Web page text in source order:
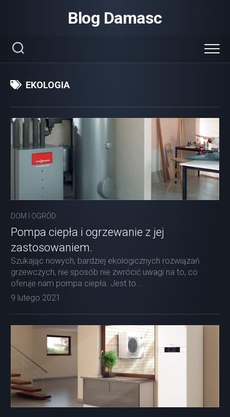
Blog Damasc
EKOLOGIA
DOM I OGRÓD
Pompa ciepła i ogrzewanie z jej
zastosowaniem.
Szukając nowych, bardziej ekologicznych rozwiązań
grzewczych, nie sposób nie zwrócić uwagi na to, co
oferuje nam pompa ciepła. Jest to...
9 lutego 2021